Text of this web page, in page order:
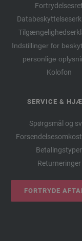
Fortrydelsesret
Indstillinger for
personlige
Kolofon
SERVICE &
Spørgsmål og
Betalingstyper
Returneringer
FORTRYDE